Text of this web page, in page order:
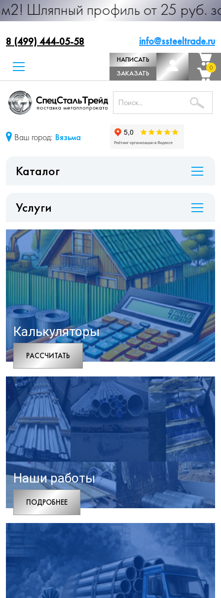
профиль от 25 руб. за м.п.
8 (499) 444-05-58 info@ssteeltrade.ru
НАПИСАТЬ
ДИРЕКТОРУ
ЗАКАЗАТЬ
ЗВОНОК
0
0
Ваш город: Вязьма
Каталог
Услуги
Калькуляторы
РАCСЧИТАТЬ
Наши работы
ПОДРОБНЕЕ